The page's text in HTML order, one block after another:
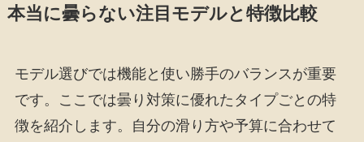
本当に曇らない注目モデルと特徴比較
モデル選びでは機能と使い勝手のバランスが重要
です。ここでは曇り対策に優れたタイプごとの特
徴を紹介します。自分の滑り方や予算に合わせて